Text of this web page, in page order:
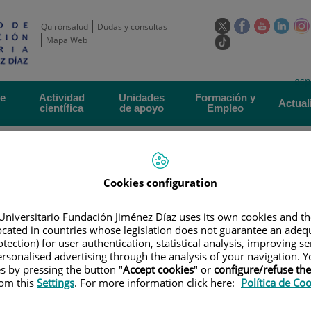
Quirónsalud
Dudas y consultas
Mapa Web
Este
enlace
en
una
ventana
nueva.
Este
en
una
nueva.
Este
en
una
nueva.
Este
en
una
Enlace
aplicación
externa.
idioma
Actividad
científica
Unidades
de apoyo
Formación y
Empleo
DE EMPLEO|CONVOCATORIA PARA CONTRATO ASOCIADO A
para contrato asociado a
Cookies configuration
Fundación Jiménez Díaz uses its own cookies and
in countries whose legislation does not guarantee an
for user authentication, statistical analysis, improving
advertising through the analysis of your navigation.
by pressing the button "Accept cookies" or configure/refuse
thisSettings. For more information click here: Política de